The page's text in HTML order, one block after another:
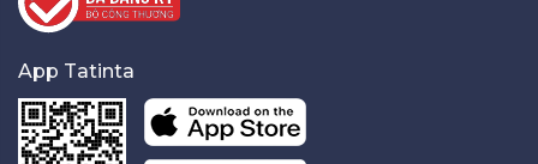
App Tatinta